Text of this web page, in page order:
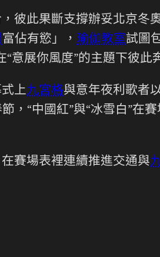
彼此果斷支撐辦妥北京冬
富佔有慾」， 瑜伽教室試圖
意展你風度”的主題下彼此
上九宮格與意年夜利歌者
，“中國紅”與“冰雪白”在
賽場表裡連續推進交通與